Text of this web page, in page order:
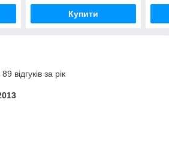
Купити
відгуків за рік